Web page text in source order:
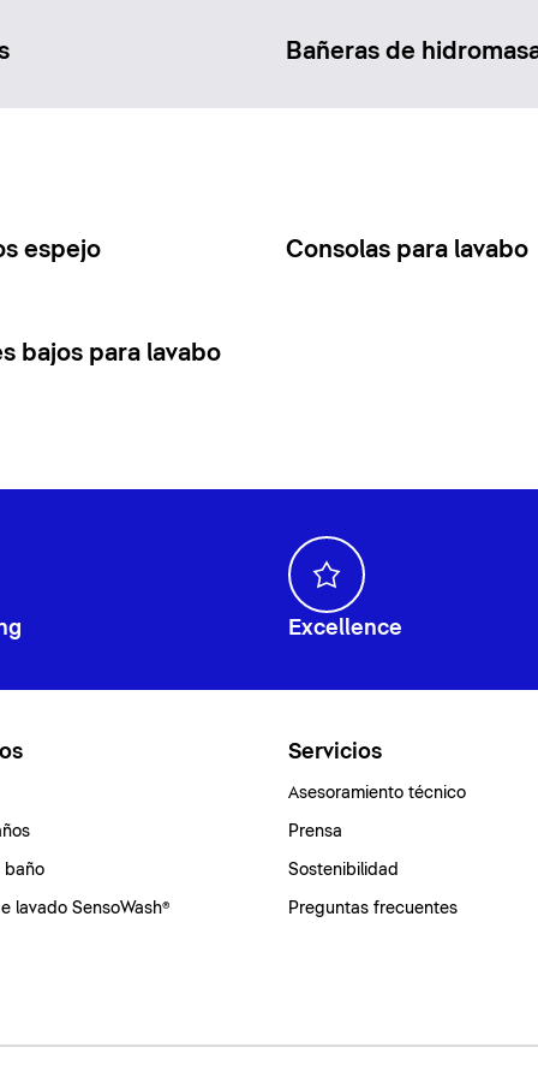
Bañeras de
espejo Consolas para lavabo
bajos para lavabo
Excellence
baño
lavado SensoWash®
Servicios
Asesoramiento técnico
Prensa
Sostenibilidad
Preguntas frecuentes